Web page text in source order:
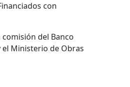
con
del Banco
Ministerio de Obras